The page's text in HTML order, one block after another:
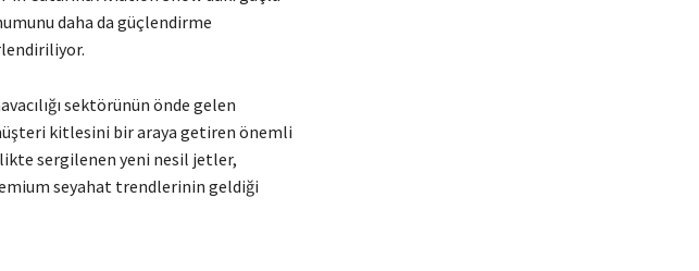
daha da güçlendirme
sektörünün önde gelen
kitlesini bir araya getiren önemli
sergilenen yeni nesil jetler,
seyahat trendlerinin geldiği